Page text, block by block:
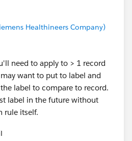
Healthineers Company)
need to apply to > 1 record
want to put to label and
label to compare to record.
label in the future without
rule itself.